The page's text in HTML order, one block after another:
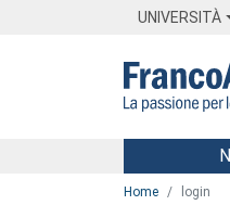
UNIVERSITÀ
Menu
Home login